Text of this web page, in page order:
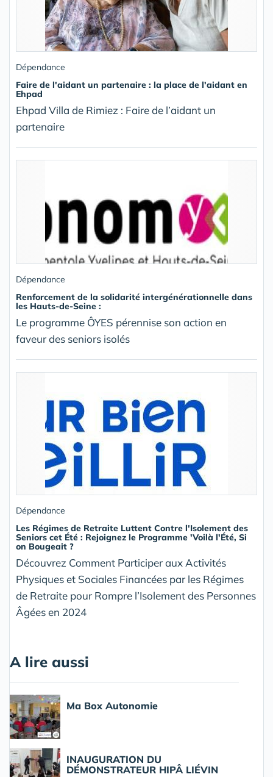
Dépendance
Faire de l'aidant un partenaire : la place de l'aidant en
Ehpad
Ehpad Villa de Rimiez : Faire de l’aidant un
partenaire
Dépendance
Renforcement de la solidarité intergénérationnelle dans
les Hauts-de-Seine :
Le programme ÔYES pérennise son action en
faveur des seniors isolés
Dépendance
Les Régimes de Retraite Luttent Contre l'Isolement des
Seniors cet Été : Rejoignez le Programme 'Voilà l'Été, Si
on Bougeait ?
Découvrez Comment Participer aux Activités
Physiques et Sociales Financées par les Régimes
de Retraite pour Rompre l’Isolement des Personnes
Âgées en 2024
A lire aussi
Ma Box Autonomie
INAUGURATION DU
DÉMONSTRATEUR HIPÂ LIÉVIN